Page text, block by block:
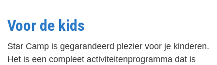
Voor de kids
Star Camp is gegarandeerd plezier voor je kinderen.
Het is een compleet activiteitenprogramma dat is